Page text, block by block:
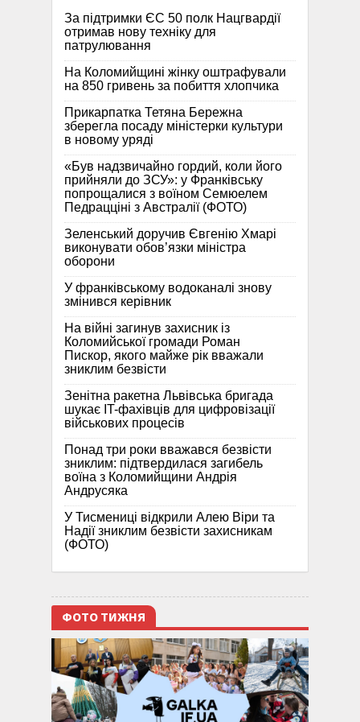
За підтримки ЄС 50 полк Нацгвардії
отримав нову техніку для
патрулювання
На Коломийщині жінку оштрафували
на 850 гривень за побиття хлопчика
Прикарпатка Тетяна Бережна
зберегла посаду міністерки культури
в новому уряді
«Був надзвичайно гордий, коли його
прийняли до ЗСУ»: у Франківську
попрощалися з воїном Семюелем
Педрацціні з Австралії (ФОТО)
Зеленський доручив Євгенію Хмарі
виконувати обов’язки міністра
оборони
У франківському водоканалі знову
змінився керівник
На війні загинув захисник із
Коломийської громади Роман
Пискор, якого майже рік вважали
зниклим безвісти
Зенітна ракетна Львівська бригада
шукає IT-фахівців для цифровізації
військових процесів
Понад три роки вважався безвісти
зниклим: підтвердилася загибель
воїна з Коломийщини Андрія
Андрусяка
У Тисмениці відкрили Алею Віри та
Надії зниклим безвісти захисникам
(ФОТО)
ФОТО ТИЖНЯ